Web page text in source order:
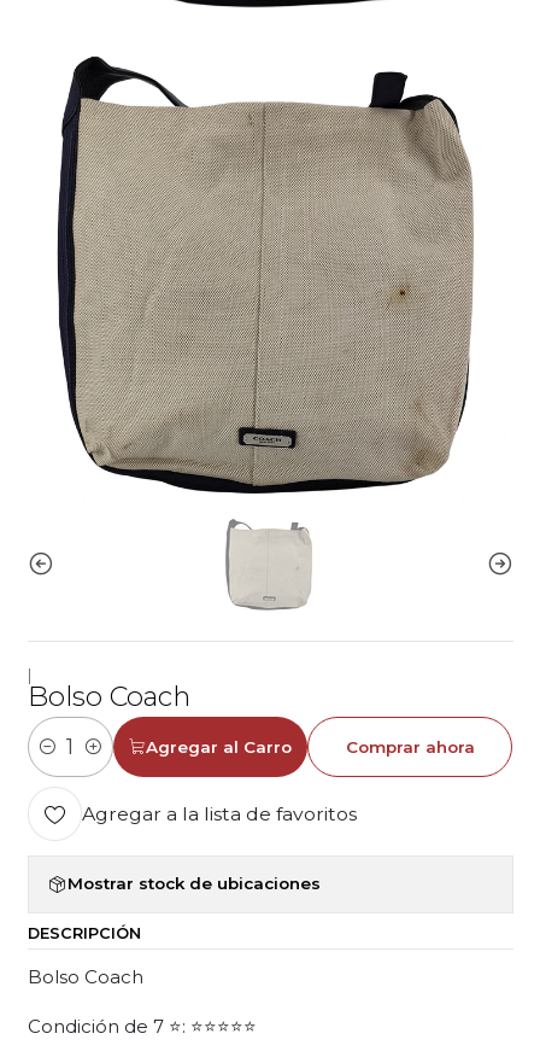
Bolso Coach
Cantidad
Agregar al Carro Comprar ahora
Agregar a la lista de favoritos
Mostrar stock de ubicaciones
DESCRIPCIÓN
Bolso Coach
Condición de 7 ⭐: ⭐⭐⭐⭐⭐